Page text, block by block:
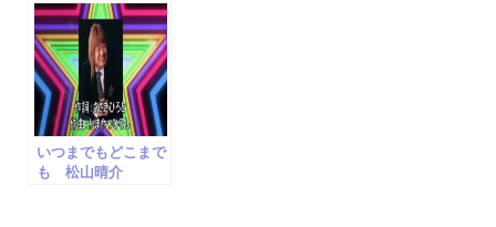
「宇宙意識から 伝わ
ってきたこと」を読
み解く
いつまでもどこまで
も 松山晴介